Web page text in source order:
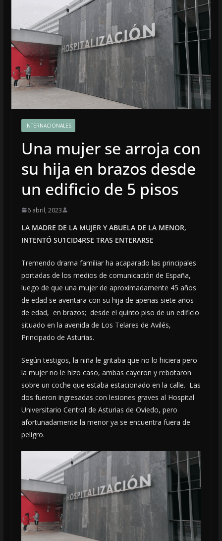
INTERNACIONALES
Una mujer se arroja con
su hija en brazos desde
un edificio de 5 pisos
6 abril, 2023
LA MADRE DE LA MUJER Y ABUELA DE LA MENOR,
INTENTÓ SU1CID4RSE TRAS ENTERARSE
Tremendo drama familiar ha acaparado las principales
portadas de los medios de comunicación de España,
luego de que una mujer de aproximadamente 45 años
de edad se aventara con su hija de apenas siete años
de edad, en brazos; desde el quinto piso de un edificio
situado en la avenida de Los Telares de Avilés,
Principado de Asturias.
Según testigos, la niña le gritaba que no lo hiciera pero
la mujer no le hizo caso, ambas cayeron y rebotaron
sobre un coche que estaba estacionado en la calle. Las
dos fueron ingresadas con lesiones graves al Hospital
Universitario Central de Asturias de Oviedo, pero
afortunadamente la menor ya se encuentra fuera de
peligro.